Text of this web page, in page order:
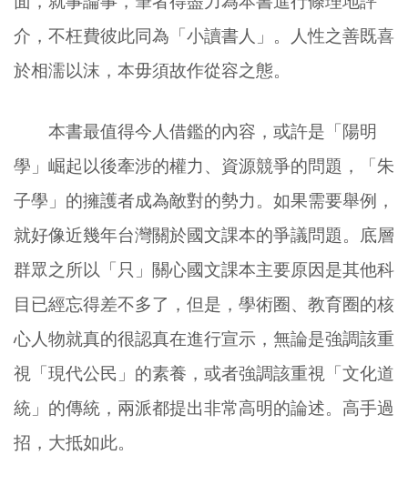
介，不枉費彼此同為「小讀書人」。人性之善既喜
於相濡以沫，本毋須故作從容之態。
本書最值得今人借鑑的內容，或許是「陽明
學」崛起以後牽涉的權力、資源競爭的問題，「朱
子學」的擁護者成為敵對的勢力。如果需要舉例，
就好像近幾年台灣關於國文課本的爭議問題。底層
群眾之所以「只」關心國文課本主要原因是其他科
目已經忘得差不多了，但是，學術圈、教育圈的核
心人物就真的很認真在進行宣示，無論是強調該重
視「現代公民」的素養，或者強調該重視「文化道
統」的傳統，兩派都提出非常高明的論述。高手過
招，大抵如此。